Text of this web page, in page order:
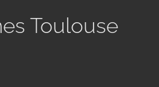
Toulouse